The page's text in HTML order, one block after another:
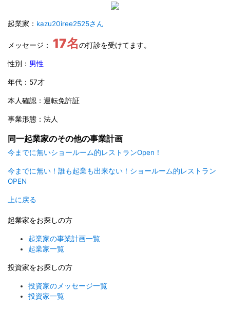
起業家： kazu20iree2525さん
メッセージ： 17名の打診を受けてます。
性別： 男性
年代：57才
本人確認：運転免許証
事業形態：法人
同一起業家のその他の事業計画
今までに無いショールーム的レストランOpen！
今までに無い！誰も起業も出来ない！ショールーム的レストラン
OPEN
上に戻る
起業家をお探しの方
起業家の事業計画一覧
起業家一覧
投資家をお探しの方
投資家のメッセージ一覧
投資家一覧